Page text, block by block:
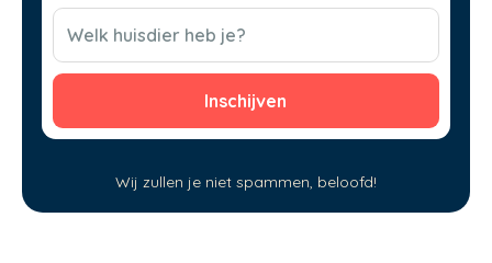
(Vereist)
CAPTCHA
Welk huisdier heb je?
Wij zullen je niet spammen, beloofd!